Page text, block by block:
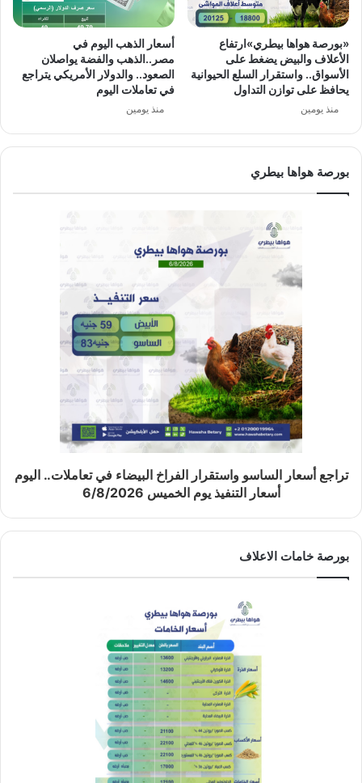
«بورصة هواها بيطري»ارتفاع
الأعلاف والبيض يضغط على
الأسواق.. واستقرار السلع الحيوانية
يحافظ على توازن التداول
منذ يومين
أسعار الذهب اليوم في
مصر..الذهب والفضة يواصلان
الصعود.. والدولار الأمريكي يتراجع
في تعاملات اليوم
منذ يومين
بورصة هواها بيطري
تراجع أسعار الساسو واستقرار الفراخ البيضاء في تعاملات.. اليوم
أسعار التنفيذ يوم الخميس 6/8/2026
بورصة خامات الاعلاف